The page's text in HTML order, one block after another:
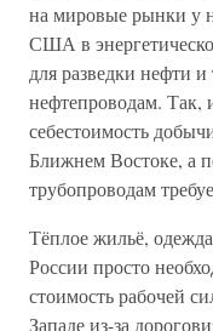
на мировые рынки у
США в
для разведки нефти
нефтепроводам. Так,
себестоимость
Ближнем Востоке, а
трубопроводам
Тёплое жильё,
России просто
стоимость рабочей
Западе из-за